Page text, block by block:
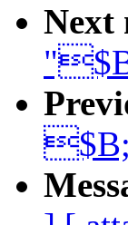
Next